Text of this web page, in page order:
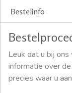
Bestelinfo
Leuk dat u bij
informatie over
precies waar u